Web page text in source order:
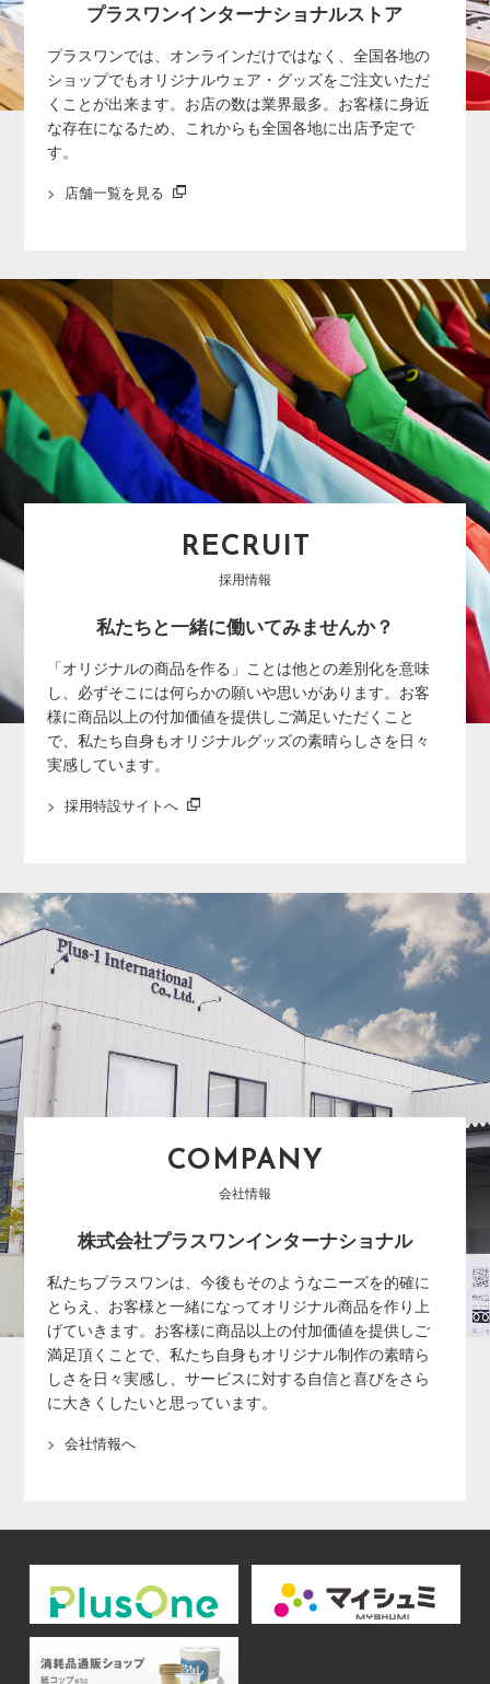
プラスワンインターナショナルストア
プラスワンでは、オンラインだけではなく、全国各地の
ショップでもオリジナルウェア・グッズをご注文いただ
くことが出来ます。お店の数は業界最多。お客様に身近
な存在になるため、これからも全国各地に出店予定で
す。
店舗一覧を見る
RECRUIT
採用情報
私たちと一緒に働いてみませんか？
「オリジナルの商品を作る」ことは他との差別化を意味
し、必ずそこには何らかの願いや思いがあります。お客
様に商品以上の付加価値を提供しご満足いただくこと
で、私たち自身もオリジナルグッズの素晴らしさを日々
実感しています。
採用特設サイトへ
COMPANY
会社情報
株式会社プラスワンインターナショナル
私たちプラスワンは、今後もそのようなニーズを的確に
とらえ、お客様と一緒になってオリジナル商品を作り上
げていきます。お客様に商品以上の付加価値を提供しご
満足頂くことで、私たち自身もオリジナル制作の素晴ら
しさを日々実感し、サービスに対する自信と喜びをさら
に大きくしたいと思っています。
会社情報へ